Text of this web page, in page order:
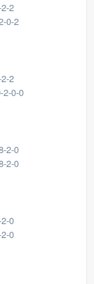
2
0-2
2
2-0-0
2-0
2-0
0
0